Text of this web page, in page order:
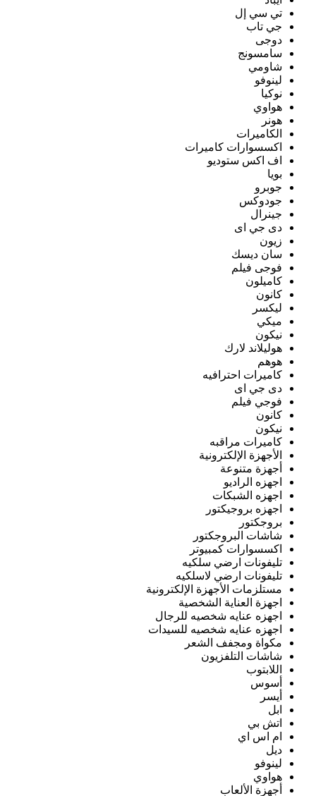
تي سي إل
جي تاب
دوجى
سامسونج
شاومي
لينوفو
نوكيا
هواوي
هونر
الكاميرات
اكسسوارات كاميرات
اف اكس ستوديو
بويا
جوبرو
جودوكس
جينرال
دى جي اى
زيون
سان ديسك
فوجى فيلم
كاميلون
كانون
ليكسر
ميكي
نيكون
هوليلاند لارك
هوهم
كاميرات احترافيه
دى جي اى
فوجي فيلم
كانون
نيكون
كاميرات مراقبه
الأجهزة الإلكترونية
أجهزة متنوعة
اجهزه الراديو
اجهزه الشبكات
اجهزه بروجيكتور
بروجكتور
شاشات البروجكتور
اكسسوارات كمبيوتر
تليفونات ارضي سلكيه
تليفونات ارضي لاسلكيه
مستلزمات الأجهزة الإلكترونية
اجهزة العناية الشخصية
اجهزه عنايه شخصيه للرجال
اجهزه عنايه شخصيه للسيدات
مكواة ومجفف الشعر
شاشات التلفزيون
اللابتوب
أسوس
أيسر
ابل
اتش بي
ام اس اي
ديل
لينوفو
هواوي
أجهزة الألعاب